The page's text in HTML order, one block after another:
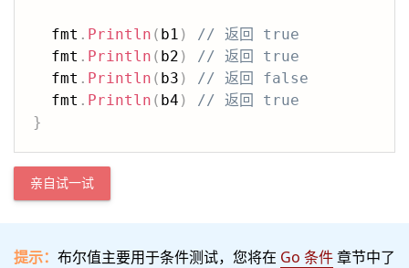
  fmt
. Println ( b1 )
// 返回 true
  fmt
. Println ( b2 )
// 返回 true
  fmt
. Println ( b3 )
// 返回 false
  fmt
. Println ( b4 )
// 返回 true
}
亲自试一试
提示： 布尔值主要用于条件测试，您将在 Go 条件章节中了